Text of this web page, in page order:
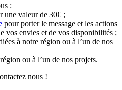
:
une valeur de 30€ ;
pour porter le message et les actions
vos envies et de vos disponibilités ;
à notre région ou à l’un de nos
ou à l’un de nos projets.
nous !